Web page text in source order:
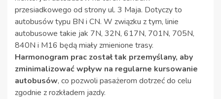
przesiadkowego od strony ul. 3 Maja. Dotyczy to
autobusów typu BN i CN. W związku z tym, linie
autobusowe takie jak 7N, 32N, 617N, 701N, 705N,
840N i M16 będą miały zmienione trasy.
Harmonogram prac został tak przemyślany, aby
zminimalizować wpływ na regularne kursowanie
autobusów, co pozwoli pasażerom dotrzeć do celu
zgodnie z rozkładem jazdy.